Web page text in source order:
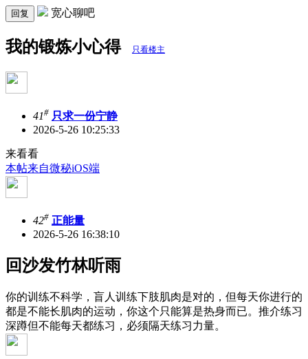
回复 宽心聊吧
我的锻炼小心得 只看楼主
41# 只求一份宁静
2026-5-26 10:25:33
来看看
本帖来自微秘iOS端
42# 正能量
2026-5-26 16:38:10
回沙发竹林听雨
你的训练不科学，盲人训练下肢肌肉是对的，但每天你进行的
都是不能长肌肉的运动，你这个只能算是热身而已。推介练习
深蹲但不能每天都练习，必须隔天练习力量。